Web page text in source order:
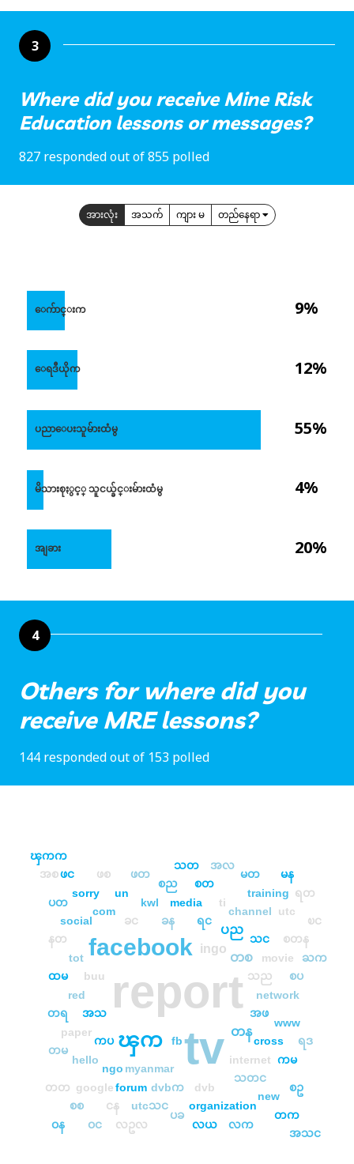
3
Where did you receive Mine Risk
Education lessons or messages?
827 responded out of 855 polled
အားလုံး အသက် ကျား မ တည်နေရာ
9%
12%
55%
4%
20%
ေက်ာင္းက
ေရဒီယိုက
ပညာေပးသူမ်ားထံမွ
မိသားစုႏွင့္ သူငယ္ခ်င္းမ်ားထံမွ
အျခား
4
Others for where did you
receive MRE lessons?
144 responded out of 153 polled
report
tv
facebook
ၾက
ingo
တစ
တန
ပည
internet
myanmar
ngo
ကပ
ခင ခန ရင
သင
သည
သတင
အဖ
အသ
buu
channel
com
cross
dvb
dvbက
fb
forum
google
hello
kwl media
movie
network
new
organization
paper
red
social
sorry
ti
tot
training
un
utc
utcသင
www
ကမ
ငန
စစ
စည စတ
စတန
စပ
စဥ
တက
တတ
တမ
တရ
ထမ
နတ
ပခ
ပတ
ဖင ဖစ ဖတ မတ
မန
ရတ
ရဒ
လက
လယ
လဥလ
ဝင
ဝန
သတ
အစ
အလ
အသင
ၾကက
ၿင
ႀက